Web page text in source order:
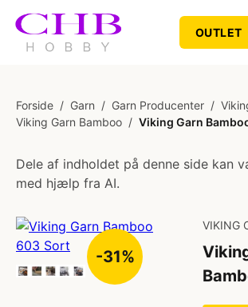
OUTLET
Forside / Garn / Garn Producenter /
Viking Garn Bamboo / Viking Garn
Dele af indholdet på denne side kan
med hjælp fra AI.
-31%
VIKING